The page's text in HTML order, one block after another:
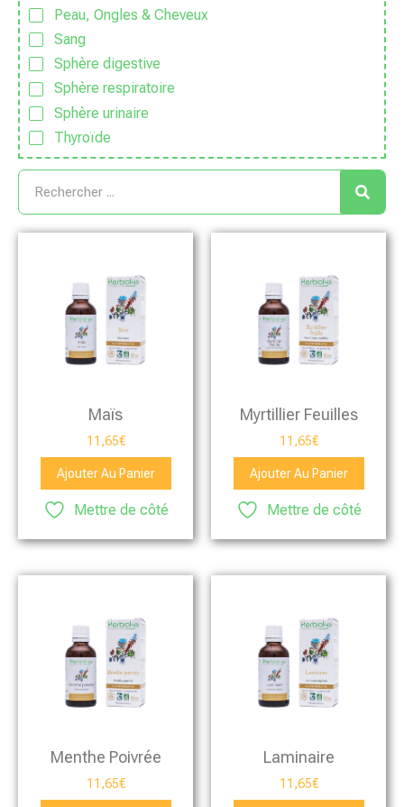
Peau, Ongles & Cheveux
Sang
Sphère digestive
Sphère respiratoire
Sphère urinaire
Thyroïde
Maïs
11,65€
Ajouter Au Panier
Mettre de côté
Myrtillier Feuilles
11,65€
Ajouter Au Panier
Mettre de côté
Menthe Poivrée
11,65€
Laminaire
11,65€